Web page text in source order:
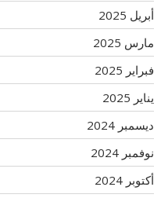
أبريل 2025
مارس 2025
فبراير 2025
يناير 2025
ديسمبر 2024
نوفمبر 2024
أكتوبر 2024